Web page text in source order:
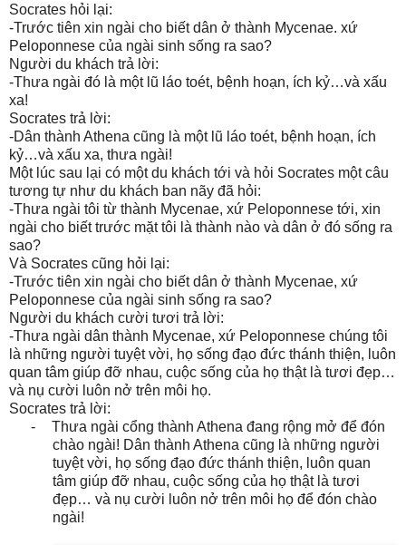
Socrates hỏi lại:
-Trước tiên xin ngài cho biết dân ở thành Mycenae. xứ
Peloponnese của ngài sinh sống ra sao?
Người du khách trả lời:
-Thưa ngài đó là một lũ láo toét, bệnh hoạn, ích kỷ…và xấu
xa!
Socrates trả lời:
-Dân thành Athena cũng là một lũ láo toét, bệnh hoạn, ích
kỷ…và xấu xa, thưa ngài!
Một lúc sau lại có một du khách tới và hỏi Socrates một câu
tương tự như du khách ban nãy đã hỏi:
-Thưa ngài tôi từ thành Mycenae, xứ Peloponnese tới, xin
ngài cho biết trước mặt tôi là thành nào và dân ở đó sống ra
sao?
Và Socrates cũng hỏi lại:
-Trước tiên xin ngài cho biết dân ở thành Mycenae, xứ
Peloponnese của ngài sinh sống ra sao?
Người du khách cười tươi trả lời:
-Thưa ngài dân thành Mycenae, xứ Peloponnese chúng tôi
là những người tuyệt vời, họ sống đạo đức thánh thiện, luôn
quan tâm giúp đỡ nhau, cuộc sống của họ thật là tươi đẹp…
và nụ cười luôn nở trên môi họ.
Socrates trả lời:
-
Thưa ngài cổng thành Athena đang rộng mở để đón
chào ngài! Dân thành Athena cũng là những người
tuyệt vời, họ sống đạo đức thánh thiện, luôn quan
tâm giúp đỡ nhau, cuộc sống của họ thật là tươi
đẹp… và nụ cười luôn nở trên môi họ để đón chào
ngài!